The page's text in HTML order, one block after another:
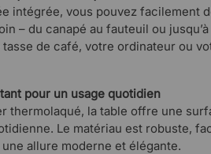
intégrée, vous pouvez facilement
– du canapé au fauteuil ou
de café, votre ordinateur ou
pour un usage quotidien
thermolaqué, la table offre une
Le matériau est robuste,
allure moderne et élégante.